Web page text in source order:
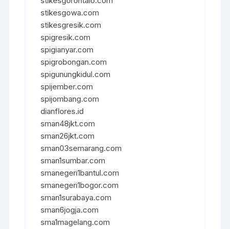
stikesgowa.com
stikesgresik.com
spigresik.com
spigianyar.com
spigrobongan.com
spigunungkidul.com
spijember.com
spijombang.com
dianflores.id
sman48jkt.com
sman26jkt.com
sman03semarang.com
sman1sumbar.com
smanegeri1bantul.com
smanegeri1bogor.com
sman1surabaya.com
sman6jogja.com
sma1magelang.com